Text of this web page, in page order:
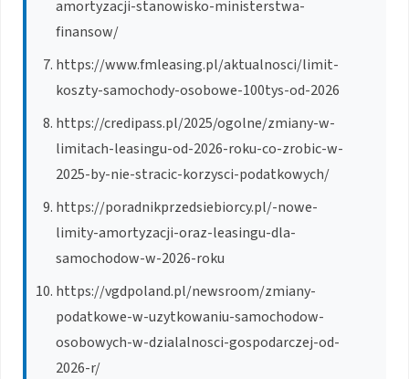
amortyzacji-stanowisko-ministerstwa-
finansow/
https://www.fmleasing.pl/aktualnosci/limit-
koszty-samochody-osobowe-100tys-od-2026
https://credipass.pl/2025/ogolne/zmiany-w-
limitach-leasingu-od-2026-roku-co-zrobic-w-
2025-by-nie-stracic-korzysci-podatkowych/
https://poradnikprzedsiebiorcy.pl/-nowe-
limity-amortyzacji-oraz-leasingu-dla-
samochodow-w-2026-roku
https://vgdpoland.pl/newsroom/zmiany-
podatkowe-w-uzytkowaniu-samochodow-
osobowych-w-dzialalnosci-gospodarczej-od-
2026-r/